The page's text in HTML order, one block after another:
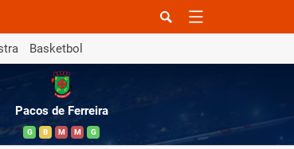
Basketbol
Pacos de Ferreira
G B M M G